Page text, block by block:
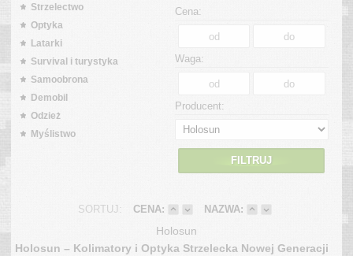
Strzelectwo
Optyka
Latarki
Survival i turystyka
Samoobrona
Demobil
Odzież
Myślistwo
Cena:
Waga:
Producent:
FILTRUJ
SORTUJ: CENA: NAZWA:
Holosun
Holosun – Kolimatory i Optyka Strzelecka Nowej Generacji